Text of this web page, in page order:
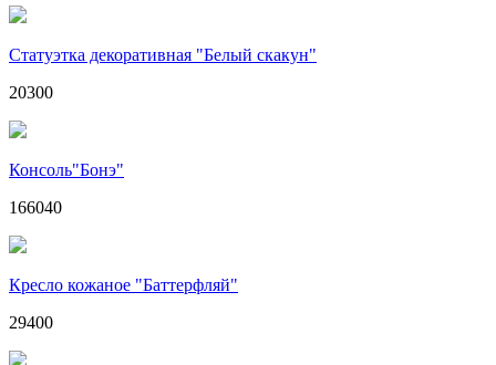
Статуэтка декоративная "Белый скакун"
20300
Консоль"Бонэ"
166040
Кресло кожаное "Баттерфляй"
29400